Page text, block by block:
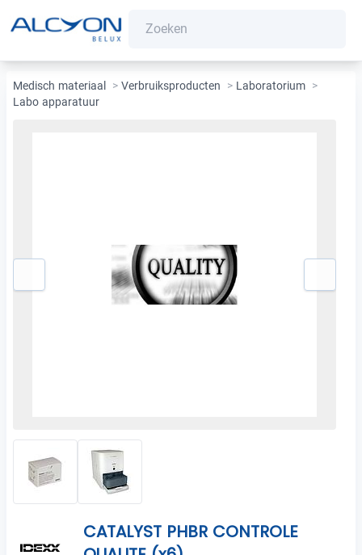
Medisch materiaal > Verbruiksproducten > Laboratorium >
Labo apparatuur
CATALYST PHBR CONTROLE